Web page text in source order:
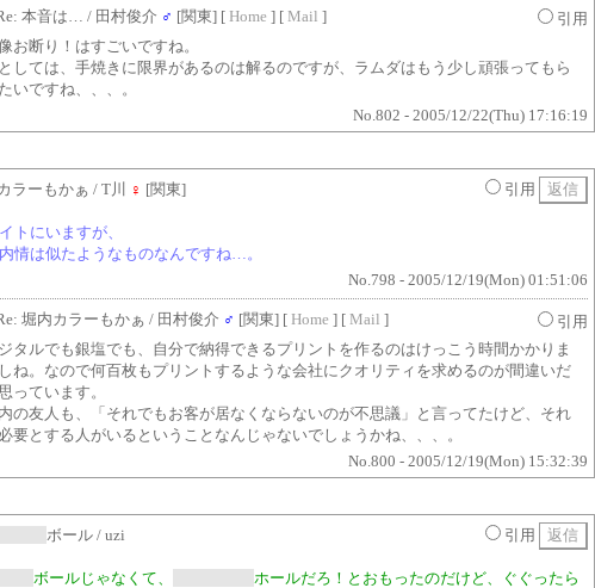
本音は… / 田村俊介 ♂ [関東] [ Home ] [ Mail ]
引用
お断り！はすごいですね。
しては、手焼きに限界があるのは解るのですが、ラムダはもう少し頑張ってもら
いですね、、、。
No.802 - 2005/12/22(Thu) 17:16:19
ラーもかぁ / T川 ♀ [関東] 引用
トにいますが、
情は似たようなものなんですね…。
No.798 - 2005/12/19(Mon) 01:51:06
堀内カラーもかぁ / 田村俊介 ♂ [関東] [ Home ] [ Mail ]
引用
タルでも銀塩でも、自分で納得できるプリントを作るのはけっこう時間かかりま
ね。なので何百枚もプリントするような会社にクオリティを求めるのが間違いだ
っています。
の友人も、「それでもお客が居なくならないのが不思議」と言ってたけど、それ
要とする人がいるということなんじゃないでしょうかね、、、。
No.800 - 2005/12/19(Mon) 15:32:39
ボール / uzi 引用
ボールじゃなくて、
ホールだろ！とおもったのだけど、ぐぐったら